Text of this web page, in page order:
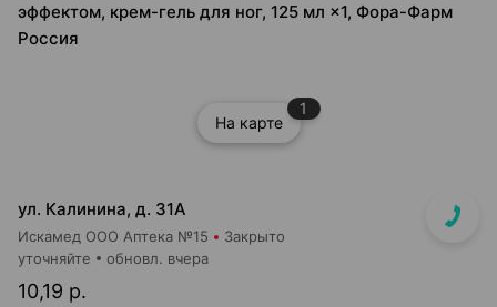
эффектом, крем-гель для ног, 125 мл ×1, Фора-Фарм
Россия
На карте
1
ул. Калинина, д. 31А
Искамед ООО Аптека №15 Закрыто
10,19 р.
уточняйте обновл. вчера